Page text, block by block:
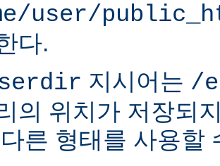
user/
다.
지시어는 /
의 위치가 저장되
른 형태를 사용할